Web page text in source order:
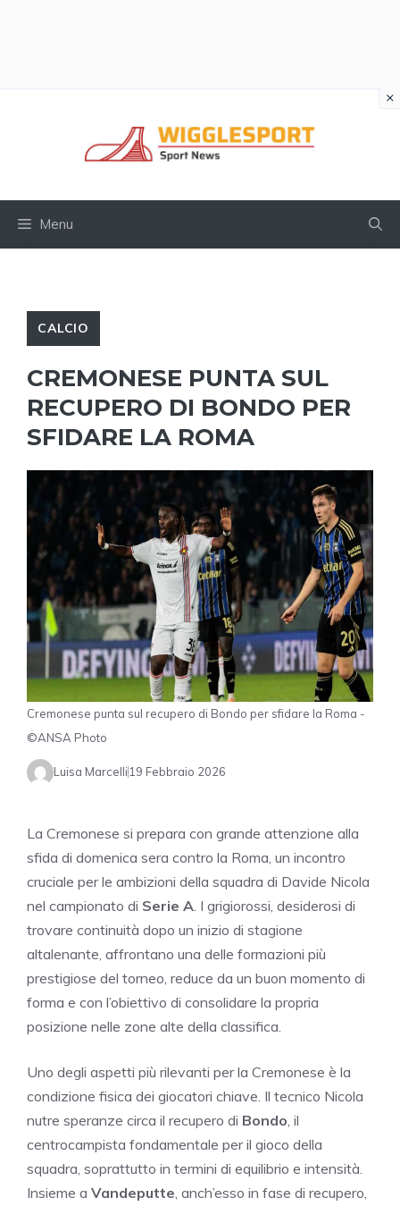
Menu
CALCIO
CREMONESE PUNTA SUL
RECUPERO DI BONDO PER
SFIDARE LA ROMA
Cremonese punta sul recupero di Bondo per sfidare la Roma -
©ANSA Photo
Luisa Marcelli19 Febbraio 2026
La Cremonese si prepara con grande attenzione alla
sfida di domenica sera contro la Roma, un incontro
cruciale per le ambizioni della squadra di Davide Nicola
nel campionato di Serie A . I grigiorossi, desiderosi di
trovare continuità dopo un inizio di stagione
altalenante, affrontano una delle formazioni più
prestigiose del torneo, reduce da un buon momento di
forma e con l’obiettivo di consolidare la propria
posizione nelle zone alte della classifica.
Uno degli aspetti più rilevanti per la Cremonese è la
condizione fisica dei giocatori chiave. Il tecnico Nicola
nutre speranze circa il recupero di Bondo , il
centrocampista fondamentale per il gioco della
squadra, soprattutto in termini di equilibrio e intensità.
Insieme a Vandeputte , anch’esso in fase di recupero,
×